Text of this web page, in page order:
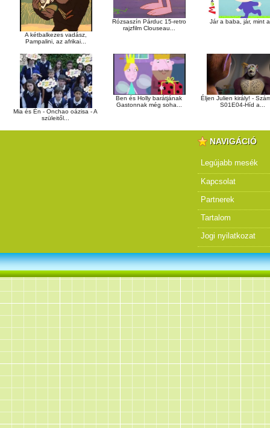
A kétbalkezes vadász,
Pampalini, az afrikai...
Rózsaszín Párduc 15-retro
rajzfilm Clouseau...
Jár a baba, jár, mint
Mia és Én - Onchao oázisa - A
szüleitől...
Ben és Holly barátjának
Gastonnak még soha...
Éljen Julien király! -
S01E04-Híd a...
NAVIGÁCIÓ
Legújabb mesék
Kapcsolat
Partnerek
Tartalom
Jogi nyilatkozat